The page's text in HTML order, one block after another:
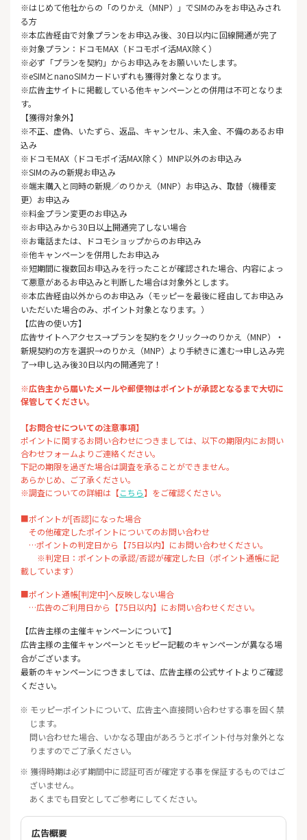
※はじめて他社からの「のりかえ（MNP）」でSIMのみをお申込みされ
る方
※本広告経由で対象プランをお申込み後、30日以内に回線開通が完了
※対象プラン：ドコモMAX（ドコモポイ活MAX除く）
※必ず「プランを契約」からお申込みをお願いいたします。
※eSIMとnanoSIMカードいずれも獲得対象となります。
※広告主サイトに掲載している他キャンペーンとの併用は不可となりま
す。
【獲得対象外】
※不正、虚偽、いたずら、返品、キャンセル、未入金、不備のあるお申
込み
※ドコモMAX（ドコモポイ活MAX除く）MNP以外のお申込み
※SIMのみの新規お申込み
※端末購入と同時の新規／のりかえ（MNP）お申込み、取替（機種変
更）お申込み
※料金プラン変更のお申込み
※お申込みから30日以上開通完了しない場合
※お電話または、ドコモショップからのお申込み
※他キャンペーンを併用したお申込み
※短期間に複数回お申込みを行ったことが確認された場合、内容によっ
て悪意があるお申込みと判断した場合は対象外とします。
※本広告経由以外からのお申込み（モッピーを最後に経由してお申込み
いただいた場合のみ、ポイント対象となります。）
【広告の使い方】
広告サイトへアクセス→プランを契約をクリック→のりかえ（MNP）・
新規契約の方を選択→のりかえ（MNP）より手続きに進む→申し込み完
了→申し込み後30日以内の開通完了！
※広告主から届いたメールや郵便物はポイントが承認となるまで大切に
保管してください。
【お問合せについての注意事項】
ポイントに関するお問い合わせにつきましては、以下の期限内にお問い
合わせフォームよりご連絡ください。
下記の期限を過ぎた場合は調査を承ることができません。
あらかじめ、ご了承ください。
※調査についての詳細は【こちら】をご確認ください。
■ポイントが[否認]になった場合
その他確定したポイントについてのお問い合わせ
…ポイントの判定日から【75日以内】にお問い合わせください。
※判定日：ポイントの承認/否認が確定した日（ポイント通帳に記
載しています）
■ポイント通帳[判定中]へ反映しない場合
…広告のご利用日から【75日以内】にお問い合わせください。
【広告主様の主催キャンペーンについて】
広告主様の主催キャンペーンとモッピー記載のキャンペーンが異なる場
合がございます。
最新のキャンペーンにつきましては、広告主様の公式サイトよりご確認
ください。
※ モッピーポイントについて、広告主へ直接問い合わせする事を固く禁
じます。
問い合わせた場合、いかなる理由があろうとポイント付与対象外とな
りますのでご了承ください。
※ 獲得時期は必ず期間中に認証可否が確定する事を保証するものではご
ざいません。
あくまでも目安としてご参考にしてください。
広告概要